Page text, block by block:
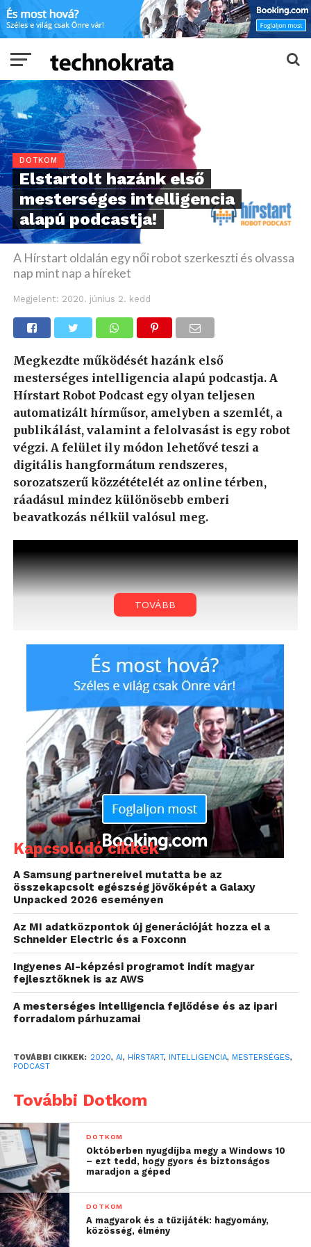
DOTKOM
Elstartolt hazánk első
mesterséges intelligencia
alapú podcastja!
A Hírstart oldalán egy női robot szerkeszti és olvassa
nap mint nap a híreket
Megjelent: 2020. június 2. kedd
Megkezdte működését hazánk első
mesterséges intelligencia alapú podcastja. A
Hírstart Robot Podcast egy olyan teljesen
automatizált hírműsor, amelyben a szemlét, a
publikálást, valamint a felolvasást is egy robot
végzi. A felület ily módon lehetővé teszi a
digitális hangformátum rendszeres,
sorozatszerű közzétételét az online térben,
ráadásul mindez különösebb emberi
beavatkozás nélkül valósul meg.
A podcastok népszerűsége világszerte jelentős, a
műsorok nagy előnye, hogy bárhol, bármikor és
bármilyen okoseszközön, laptopon vagy akár asztali
gépen is hallgathatók, illetve szemben egy
rádióadással, a lejátszás megszakítható és
hazánk első mesterséges intelligencia alapú
oldalán egy női hangú robot olvassa fel a híreket.
„A projekttel az volt a
célunk, hogy vezető
médiacégként
megmutassuk, a
különböző technológiák
TOVÁBB
Kapcsolódó cikkek
A Samsung partnereivel mutatta be az
összekapcsolt egészség jövőképét a Galaxy
Unpacked 2026 eseményen
Az MI adatközpontok új generációját hozza el a
Schneider Electric és a Foxconn
Ingyenes AI-képzési programot indít magyar
fejlesztőknek is az AWS
A mesterséges intelligencia fejlődése és az ipari
forradalom párhuzamai
TOVÁBBI CIKKEK: 2020, AI, HÍRSTART, INTELLIGENCIA, MESTERSÉGES,
PODCAST
További Dotkom
DOTKOM
Októberben nyugdíjba megy a Windows 10
– ezt tedd, hogy gyors és biztonságos
maradjon a géped
DOTKOM
A magyarok és a tűzijáték: hagyomány,
közösség, élmény